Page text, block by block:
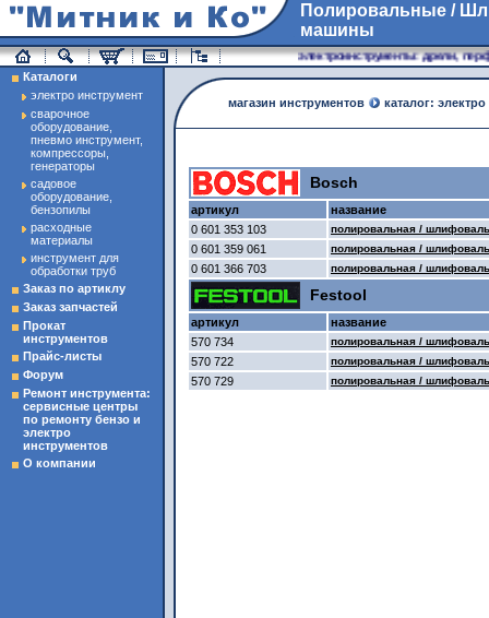
Полировальные /
машины
электроинструменты: дрели,
магазин инструменты
магазин инструментов каталог:
Bosch
артикул
название
0 601 353 103
полировальная /
0 601 359 061 полировальная /
0 601 366 703 полировальная /
Festool
артикул
название
570 734
полировальная /
570 722 полировальная /
570 729 полировальная /
Каталоги
электро инструмент
сварочное
оборудование,
пневмо инструмент,
компрессоры,
генераторы
садовое
оборудование,
бензопилы
расходные
материалы
инструмент для
обработки труб
Заказ по артиклу
Заказ запчастей
Прокат
инструментов
Прайс-листы
Форум
Ремонт инструмента:
сервисные центры
по ремонту бензо и
электро
инструментов
О компании